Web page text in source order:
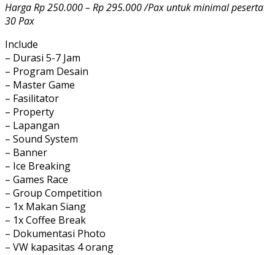
Harga Rp 250.000 – Rp 295.000 /Pax untuk minimal peserta
30 Pax
Include
– Durasi 5-7 Jam
– Program Desain
– Master Game
– Fasilitator
– Property
– Lapangan
– Sound System
– Banner
– Ice Breaking
– Games Race
– Group Competition
– 1x Makan Siang
– 1x Coffee Break
– Dokumentasi Photo
– VW kapasitas 4 orang